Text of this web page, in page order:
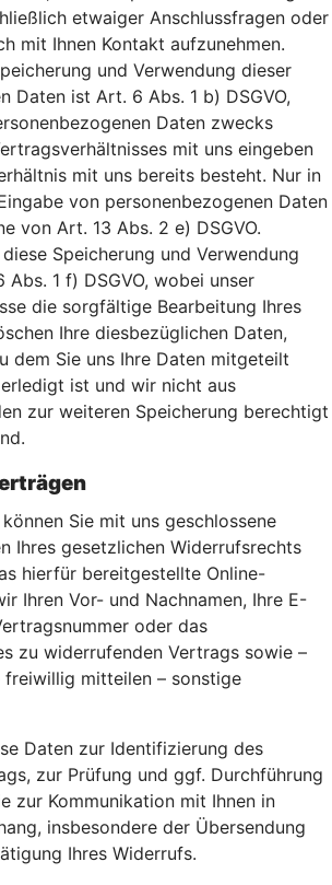
etwaiger Anschlussfragen oder
mit Ihnen Kontakt aufzunehmen.
und Verwendung dieser
Daten ist Art. 6 Abs. 1 b) DSGVO,
Daten zwecks
mit uns eingeben
mit uns bereits besteht. Nur in
von personenbezogenen Daten
von Art. 13 Abs. 2 e) DSGVO.
Speicherung und Verwendung
1 f) DSGVO, wobei unser
die sorgfältige Bearbeitung Ihres
Ihre diesbezüglichen Daten,
dem Sie uns Ihre Daten mitgeteilt
ist und wir nicht aus
zur weiteren Speicherung berechtigt
Sie mit uns geschlossene
Ihres gesetzlichen Widerrufsrechts
hierfür bereitgestellte Online-
Ihren Vor- und Nachnamen, Ihre E-
oder das
zu widerrufenden Vertrags sowie –
freiwillig mitteilen – sonstige
Daten zur Identifizierung des
zur Prüfung und ggf. Durchführung
zur Kommunikation mit Ihnen in
insbesondere der Übersendung
Ihres Widerrufs.